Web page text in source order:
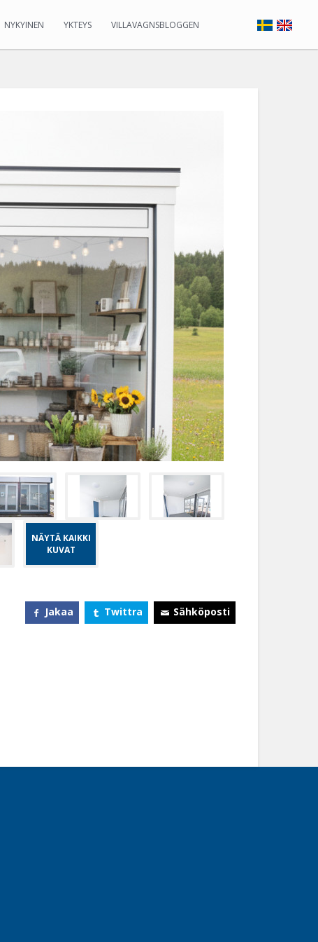
NYKYINEN YKTEYS VILLAVAGNSBLOGGEN
NÄYTÄ KAIKKI
KUVAT
Jakaa Twittra Sähköposti